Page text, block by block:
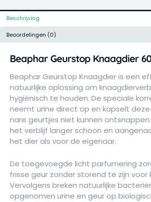
Beschrijving
Beoordelingen (0)
Beaphar Geurstop Knaagdier
Beaphar Geurstop Knaagdier is een
natuurlijke oplossing om
hygiënisch te houden. De speciale
neemt urine direct op en kapselt
nare geurtjes niet kunnen
het verblijf langer schoon en
het dier als voor de eigenaar.
De toegevoegde licht parfumering
frisse geur zonder storend te zijn voor
Vervolgens breken natuurlijke
opgenomen urine en geur op